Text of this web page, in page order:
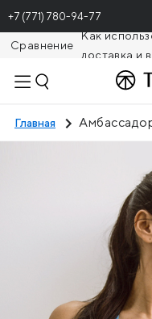
+7 (771) 780-94-77
Сравнение
Как
доставка и
Главная